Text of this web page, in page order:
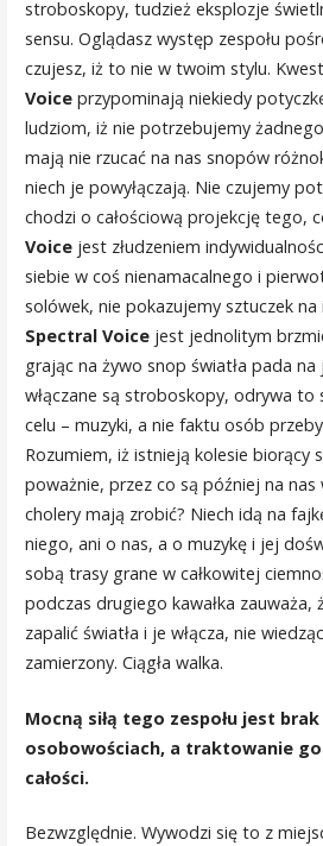
stroboskopy, tudzież eksplozje
sensu. Oglądasz występ zespołu
czujesz, iż to nie w twoim stylu.
Voiceprzypominają niekiedy
ludziom, iż nie potrzebujemy
mają nie rzucać na nas snopów
niech je powyłączają. Nie czujemy
chodzi o całościową projekcję tego,
Voicejest złudzeniem
siebie w coś nienamacalnego i
solówek, nie pokazujemy sztuczek
Spectral Voicejest jednolitym
grając na żywo snop światła pada
włączane są stroboskopy, odrywa to
celu – muzyki, a nie faktu osób
Rozumiem, iż istnieją kolesie biorący
poważnie, przez co są później na
cholery mają zrobić? Niech idą na
niego, ani o nas, a o muzykę i jej
sobą trasy grane w całkowitej
podczas drugiego kawałka zauważa,
zapalić światła i je włącza, nie
zamierzony. Ciągła walka.
Mocną siłą tego zespołu jest
osobowościach, a traktowanie
całości.
Bezwzględnie. Wywodzi się to z